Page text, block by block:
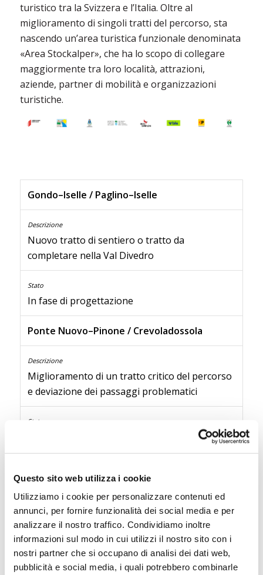
Questo sito web utilizza i cookie
Utilizziamo i cookie per personalizzare contenuti ed
annunci, per fornire funzionalità dei social media e per
analizzare il nostro traffico. Condividiamo inoltre
informazioni sul modo in cui utilizzi il nostro sito con i
nostri partner che si occupano di analisi dei dati web,
pubblicità e social media, i quali potrebbero combinarle
turistico tra la Svizzera e l’Italia. Oltre al
miglioramento di singoli tratti del percorso, sta
nascendo un’area turistica funzionale denominata
«Area Stockalper», che ha lo scopo di collegare
maggiormente tra loro località, attrazioni,
aziende, partner di mobilità e organizzazioni
turistiche.
Gondo–Iselle / Paglino–Iselle
Nuovo tratto di sentiero o tratto da
completare nella Val Divedro
In fase di progettazione
Ponte Nuovo–Pinone / Crevoladossola
Miglioramento di un tratto critico del percorso
e deviazione dei passaggi problematici
Versione già percorribile passando per
Bognanco, adatta per le prime iniziative di
comunicazione e di promozione del prodotto